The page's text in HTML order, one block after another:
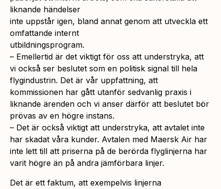
liknande händelser
inte uppstår igen, bland annat genom att utveckla ett
omfattande internt
utbildningsprogram.
– Emellertid är det viktigt för oss att understryka, att
vi också ser beslutet som en politisk signal till hela
flygindustrin. Det är vår uppfattning, att
kommissionen har gått utanför sedvanlig praxis i
liknande ärenden och vi anser därför att beslutet bör
prövas av en högre instans.
– Det är också viktigt att understryka, att avtalet inte
har skadat våra kunder. Avtalen med Maersk Air har
inte lett till att priserna på de berörda flyglinjerna har
varit högre än på andra jämförbara linjer.
Det är ett faktum, att exempelvis linjerna